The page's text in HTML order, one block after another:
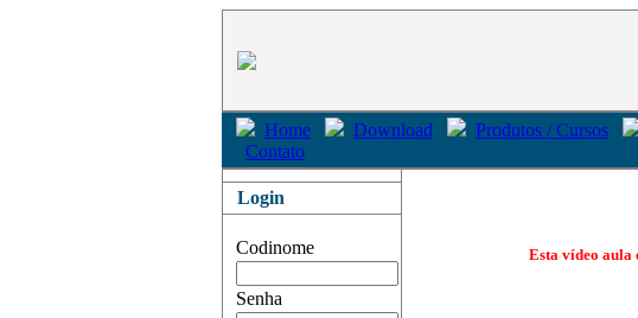
Home Download Produtos / Cursos
Contato
Login
Codinome
Senha
Esta vídeo aula